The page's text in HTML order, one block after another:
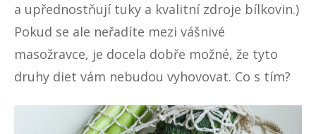
a upřednostňují tuky a kvalitní zdroje bílkovin.)
Pokud se ale neřadíte mezi vášnivé
masožravce, je docela dobře možné, že tyto
druhy diet vám nebudou vyhovovat. Co s tím?